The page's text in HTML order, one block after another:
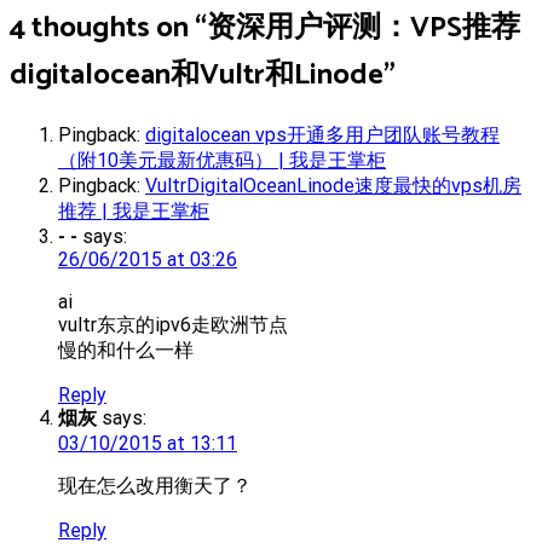
4 thoughts on “资深用户评测：VPS推荐
digitalocean和Vultr和Linode”
Pingback: digitalocean vps开通多用户团队账号教程
（附10美元最新优惠码） | 我是王掌柜
Pingback: VultrDigitalOceanLinode速度最快的vps机房
推荐 | 我是王掌柜
- - says:
26/06/2015 at 03:26
ai
vultr东京的ipv6走欧洲节点
慢的和什么一样
Reply
烟灰 says:
03/10/2015 at 13:11
现在怎么改用衡天了？
Reply